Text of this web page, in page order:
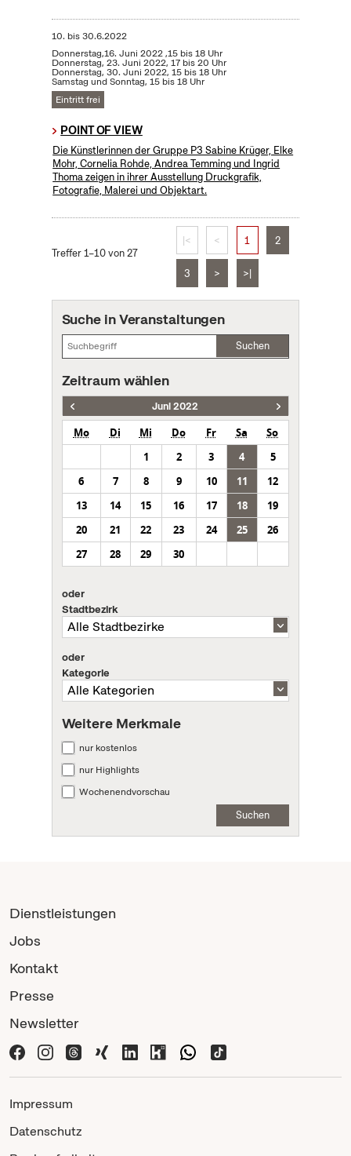
10. bis30.6.2022
Donnerstag,16. Juni 2022 ,15 bis 18 Uhr
Donnerstag, 23. Juni 2022, 17 bis 20 Uhr
Donnerstag, 30. Juni 2022, 15 bis 18 Uhr
Samstag und Sonntag, 15 bis 18 Uhr
Eintritt frei
POINT OF VIEW
Die Künstlerinnen der Gruppe P3 Sabine Krüger, Elke
Mohr, Cornelia Rohde, Andrea Temming und Ingrid
Thoma zeigen in ihrer Ausstellung Druckgrafik,
Fotografie, Malerei und Objektart.
Treffer 1–10 von 27
|< < 1 2
3 > >|
Suche in Veranstaltungen
Suchen
Zeitraum wählen
Juni 2022
Mo Di Mi Do Fr Sa
So
1
2 3 4
5
6
7 8 9 10 11
12
13
14 15 16 17 18
19
20
21 22 23 24 25
26
27
28 29 30
oder
Stadtbezirk
oder
Kategorie
Weitere Merkmale
nur kostenlos
nur Highlights
Wochenendvorschau
Suchen
Dienstleistungen
Jobs
Kontakt
Presse
Newsletter
Impressum
Datenschutz